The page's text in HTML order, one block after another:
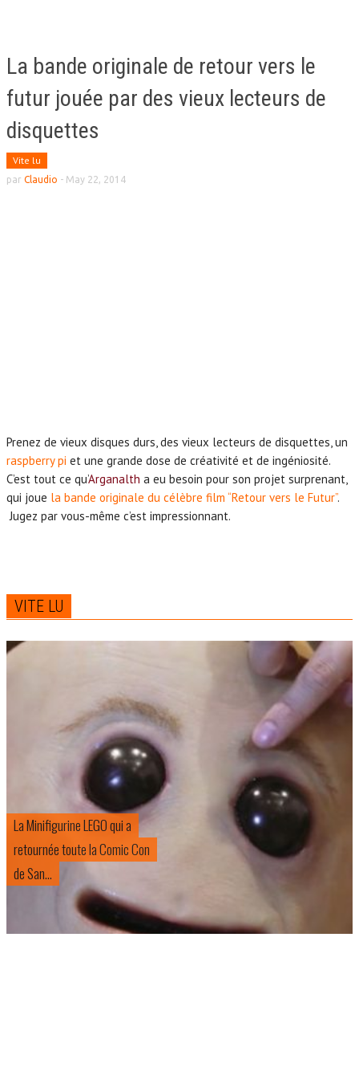
La bande originale de retour vers le
futur jouée par des vieux lecteurs de
disquettes
Vite lu
par Claudio - May 22, 2014
Prenez de vieux disques durs, des vieux lecteurs de disquettes, un
raspberry pi et une grande dose de créativité et de ingéniosité.
C’est tout ce qu’Arganalth a eu besoin pour son projet surprenant,
qui joue la bande originale du célèbre film “Retour vers le Futur”.
Jugez par vous-même c’est impressionnant.
VITE LU
Les séries MARVEL chez Netflix